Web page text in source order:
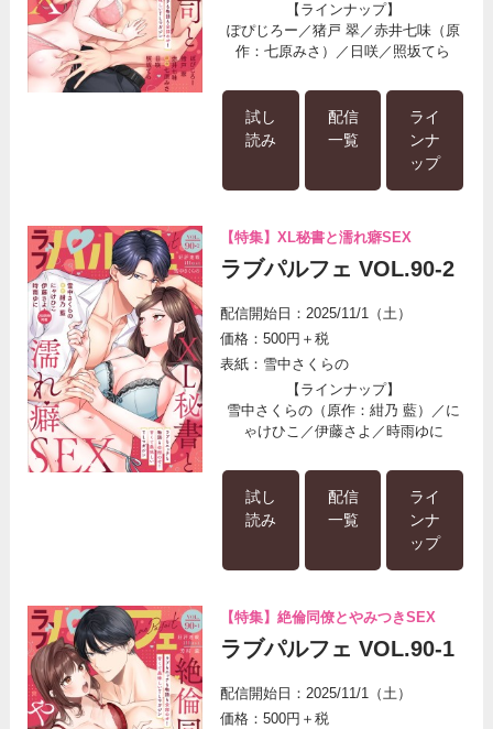
【ラインナップ】
ぽぴじろー／猪戸 翠／赤井七味（原
作：七原みさ）／日咲／照坂てら
試し
読み
配信
一覧
ライ
ンナ
ップ
【特集】XL秘書と濡れ癖SEX
ラブパルフェ VOL.90-2
配信開始日：2025/11/1（土）
価格：500円＋税
表紙：雪中さくらの
【ラインナップ】
雪中さくらの（原作：紺乃 藍）／に
ゃけひこ／伊藤さよ／時雨ゆに
試し
読み
配信
一覧
ライ
ンナ
ップ
【特集】絶倫同僚とやみつきSEX
ラブパルフェ VOL.90-1
配信開始日：2025/11/1（土）
価格：500円＋税